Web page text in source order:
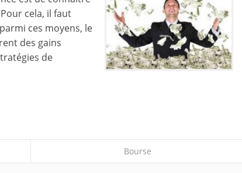
cela, il faut
ces moyens, le
des gains
de
Bourse